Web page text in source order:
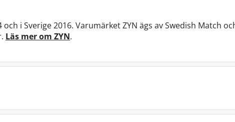
i Sverige 2016. Varumärket ZYN ägs av Swedish Match
Läs mer om ZYN.